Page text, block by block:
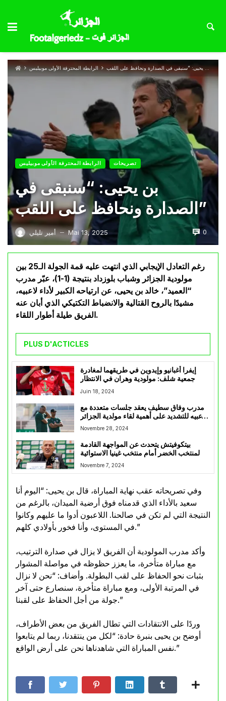
الرابطة المحترفة الأولى موبيليس بن يحيى: “سنبقى في الصدارة ونحافظ على اللقب”
الرابطة المحترفة الأولى موبيليس تصريحات
بن يحيى: “سنبقى في
الصدارة ونحافظ على اللقب”
أمير تليلي — Mai 13, 2025 0
رغم التعادل الإيجابي الذي انتهت عليه قمة الجولة الـ25 بين
مولودية الجزائر وشباب بلوزداد بنتيجة (1-1)، عبّر مدرب
“العميد”، خالد بن يحيى، عن ارتياحه الكبير لأداء لاعبيه،
مشيدًا بالروح القتالية والانضباط التكتيكي الذي أبان عنه
الفريق طيلة أطوار اللقاء.
PLUS D'ACTICLES
إيفرا أغبانيو وإيدوين في طريقهما لمغادرة
جمعية شلف: مولودية وهران في الانتظار
Juin 18, 2024
مدرب وفاق سطيف يعقد جلسات متعددة مع
لاعبيه للتشديد على أهمية لقاء مولدية الجزائر
على باقي مشوار البطولة
Novembre 28, 2024
بيتكوفيتش يتحدث عن المواجهة القادمة
لمنتخب الخضر أمام منتخب غينيا الاستوائية
Novembre 7, 2024
وفي تصريحاته عقب نهاية المباراة، قال بن يحيى: “اليوم أنا
سعيد بالأداء الذي قدمناه فوق أرضية الميدان، بالرغم من
النتيجة التي لم تكن في صالحنا. اللاعبون أدوا ما عليهم وكانوا
في المستوى، وأنا فخور بأولادي كلهم.”
وأكد مدرب المولودية أن الفريق لا يزال في صدارة الترتيب،
مع مباراة متأخرة، ما يعزز حظوظه في مواصلة المشوار
بثبات نحو الحفاظ على لقب البطولة. وأضاف: “نحن لا نزال
في المرتبة الأولى، ومع مباراة متأخرة، سنصارع حتى آخر
جولة من أجل الحفاظ على لقبنا.”
وردًا على الانتقادات التي تطال الفريق من بعض الأطراف،
أوضح بن يحيى بنبرة حادة: “لكل من ينتقدنا، ربما لم يتابعوا
نفس المباراة التي شاهدناها نحن على أرض الواقع.”